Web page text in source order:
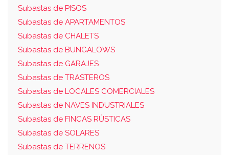
Subastas de PISOS
Subastas de APARTAMENTOS
Subastas de CHALETS
Subastas de BUNGALOWS
Subastas de GARAJES
Subastas de TRASTEROS
Subastas de LOCALES COMERCIALES
Subastas de NAVES INDUSTRIALES
Subastas de FINCAS RÚSTICAS
Subastas de SOLARES
Subastas de TERRENOS